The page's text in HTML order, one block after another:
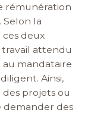
rémunération
Selon la
deux
attendu
mandataire
Ainsi,
projets ou
demander des